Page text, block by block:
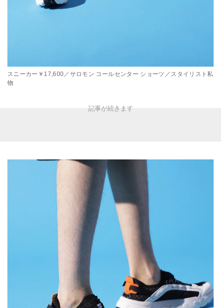
スニーカー￥17,600／サロモン コールセンター ショーツ／スタイリスト私
物